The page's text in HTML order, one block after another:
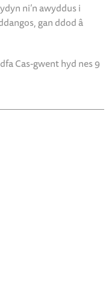
ffordd odidog.
i ymweld ag
gan ddod â